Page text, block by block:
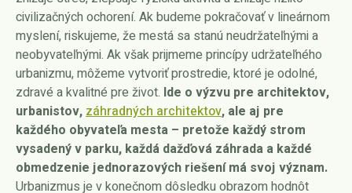
civilizačných ochorení. Ak budeme pokračovať v lineárnom
myslení, riskujeme, že mestá sa stanú neudržateľnými a
neobyvateľnými. Ak však prijmeme princípy udržateľného
urbanizmu, môžeme vytvoriť prostredie, ktoré je odolné,
zdravé a kvalitné pre život. Ide o výzvu pre architektov,
urbanistov, záhradných architektov, ale aj pre
každého obyvateľa mesta – pretože každý strom
vysadený v parku, každá dažďová záhrada a každé
obmedzenie jednorazových riešení má svoj význam.
Urbanizmus je v konečnom dôsledku obrazom hodnôt